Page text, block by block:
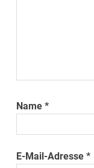
Name*
E-Mail-Adresse*